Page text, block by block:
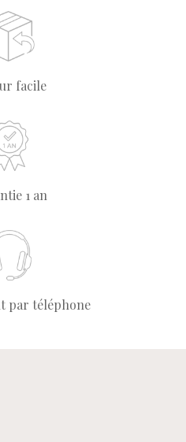
facile
1 an
par téléphone